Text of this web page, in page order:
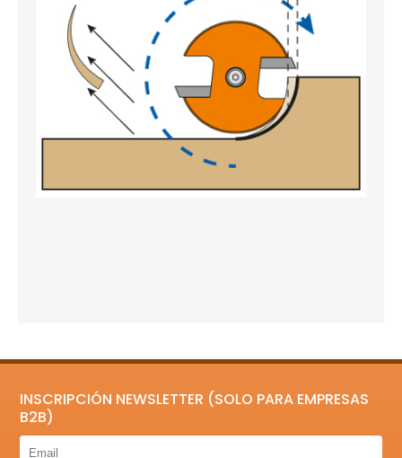
INSCRIPCIÓN NEWSLETTER (SOLO PARA EMPRESAS
B2B)